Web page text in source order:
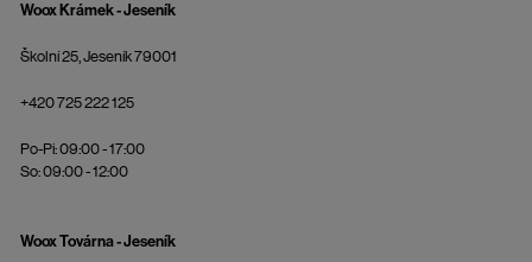
Woox Krámek - Jeseník
Školní 25, Jeseník 79001
+420 725 222 125
Po-Pi: 09:00 - 17:00
So: 09:00 - 12:00
Woox Továrna - Jeseník